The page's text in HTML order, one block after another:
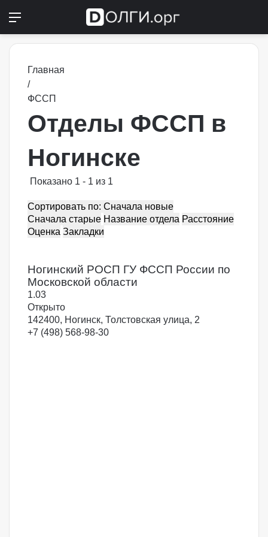
Главная
/
ФССП
Отделы ФССП в
Ногинске
Показано 1 - 1 из 1
Сортировать по: Сначала новые
Сначала старые Название отдела Расстояние
Оценка Закладки
Ногинский РОСП ГУ ФССП России по
Московской области
1.03
Открыто
142400, Ногинск, Толстовская улица, 2
+7 (498) 568-98-30